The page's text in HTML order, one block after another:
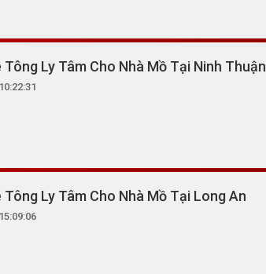
Tông Ly Tâm Cho Nhà Mồ Tại Ninh Thuận
Tông Ly Tâm Cho Nhà Mồ Tại Long An